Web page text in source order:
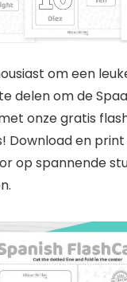
om een
delen om de
onze gratis
Download en
op spannende